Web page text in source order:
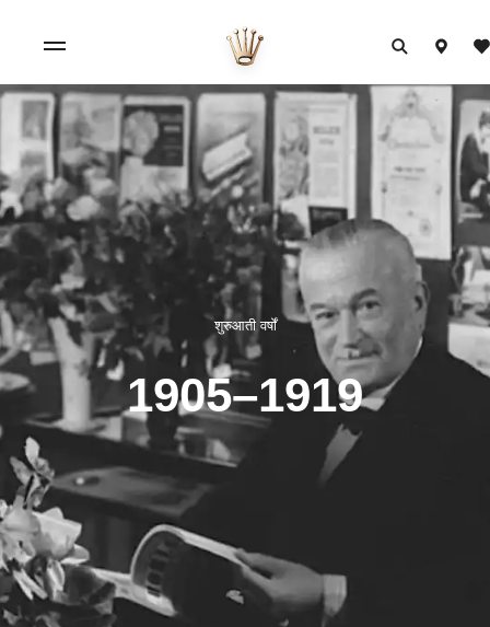
शुरुआती वर्षों
1905–1919